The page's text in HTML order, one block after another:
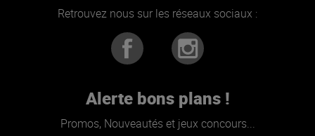
Retrouvez nous sur les réseaux sociaux :
Alerte bons plans !
Promos, Nouveautés et jeux concours...